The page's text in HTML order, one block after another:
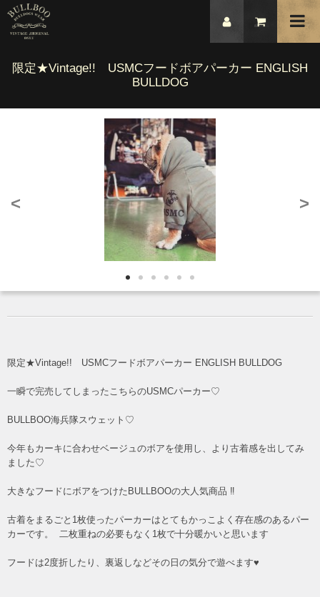
限定★Vintage!! USMCフードボアパーカー ENGLISH
BULLDOG
< >
限定★Vintage!! USMCフードボアパーカー ENGLISH BULLDOG
一瞬で完売してしまったこちらのUSMCパーカー♡
BULLBOO海兵隊スウェット♡
今年もカーキに合わせベージュのボアを使用し、より古着感を出してみ
ました♡
大きなフードにボアをつけたBULLBOOの大人気商品 ‼︎
古着をまるごと1枚使ったパーカーはとてもかっこよく存在感のあるパー
カーです。 二枚重ねの必要もなく1枚で十分暖かいと思います
フードは2度折したり、裏返しなどその日の気分で遊べます♥